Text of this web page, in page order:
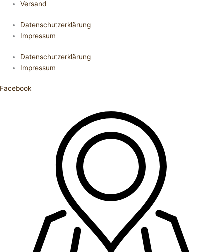
Versand
Datenschutzerklärung
Impressum
Datenschutzerklärung
Impressum
Facebook